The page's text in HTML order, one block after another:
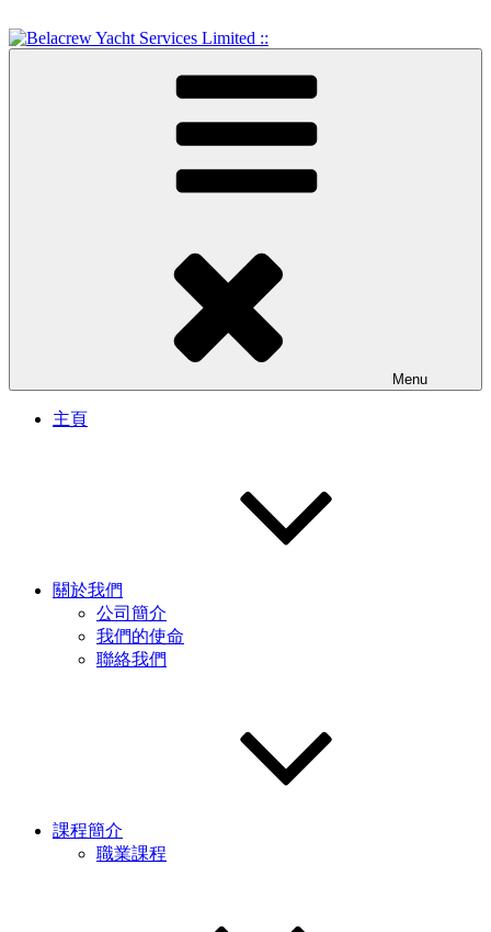
to
content
Belacrew Yacht Services
Crew Training and Yacht Service
Menu
主頁
關於我們
公司簡介
我們的使命
聯絡我們
課程簡介
職業課程